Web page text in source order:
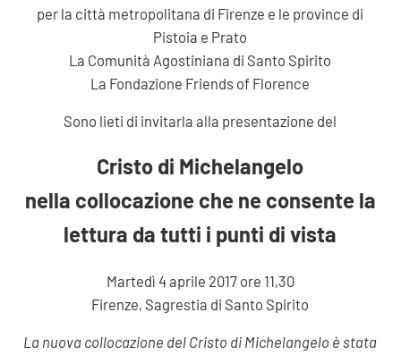
per la città metropolitana di Firenze e le province di
Pistoia e Prato
La Comunità Agostiniana di Santo Spirito
La Fondazione Friends of Florence
Sono lieti di invitarla alla presentazione del
Cristo di Michelangelo
nella collocazione che ne consente la
lettura da tutti i punti di vista
Martedì 4 aprile 2017 ore 11,30
Firenze, Sagrestia di Santo Spirito
La nuova collocazione del Cristo di Michelangelo è stata